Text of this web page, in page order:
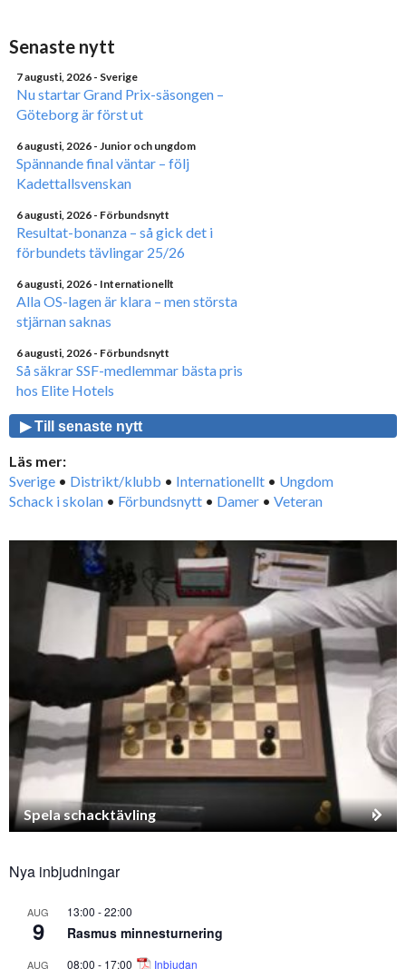
Senaste nytt
7 augusti, 2026 - Sverige
Nu startar Grand Prix-säsongen –
Göteborg är först ut
6 augusti, 2026 - Junior och ungdom
Spännande final väntar – följ
Kadettallsvenskan
6 augusti, 2026 - Förbundsnytt
Resultat-bonanza – så gick det i
förbundets tävlingar 25/26
6 augusti, 2026 - Internationellt
Alla OS-lagen är klara – men största
stjärnan saknas
6 augusti, 2026 - Förbundsnytt
Så säkrar SSF-medlemmar bästa pris
hos Elite Hotels
▶ Till senaste nytt
Läs mer:
Sverige • Distrikt/klubb • Internationellt • Ungdom
Schack i skolan • Förbundsnytt • Damer • Veteran
Spela schacktävling
Nya inbjudningar
AUG
9
13:00 -22:00
Rasmus minnesturnering
AUG 08:00 - 17:00 Inbjudan